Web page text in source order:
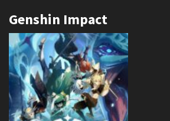
Genshin Impact